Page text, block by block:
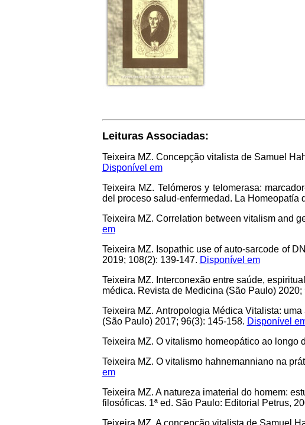
Leituras Associadas:
Teixeira MZ. Concepção vitalista de Samuel
Disponível em
Teixeira MZ. Telómeros y telomerasa:
del proceso salud-enfermedad. La Homeopatía
Teixeira MZ. Correlation between vitalism and
em
Teixeira MZ. Isopathic use of auto-sarcode of
2019; 108(2): 139-147. Disponível em
Teixeira MZ. Interconexão entre saúde,
médica. Revista de Medicina (São Paulo) 2020;
Teixeira MZ. Antropologia Médica Vitalista:
(São Paulo) 2017; 96(3): 145-158. Disponível
Teixeira MZ. O vitalismo homeopático ao
Teixeira MZ. O vitalismo hahnemanniano na
em
Teixeira MZ. A natureza imaterial do homem:
filosóficas. 1ª ed. São Paulo: Editorial Petrus,
Teixeira MZ. A concepção vitalista de Samuel